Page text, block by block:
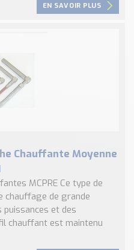
EN SAVOIR PLUS
Chauffante Moyenne
MCPRE Ce type de
chauffage de grande
puissances et des
chauffant est maintenu